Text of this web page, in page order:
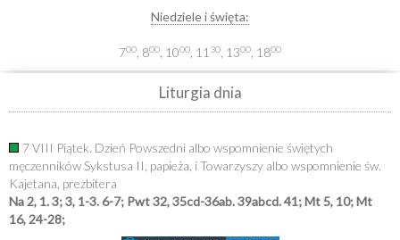
Niedziele i święta:
700 , 800 , 1000 , 11 30 , 1300 , 1800
Liturgia dnia
7 VIII Piątek. Dzień Powszedni albo wspomnienie świętych
męczenników Sykstusa II, papieża, i Towarzyszy albo wspomnienie św.
Kajetana, prezbitera
Na 2, 1. 3; 3, 1-3. 6-7; Pwt 32, 35cd-36ab. 39abcd. 41; Mt 5, 10; Mt
16, 24-28;